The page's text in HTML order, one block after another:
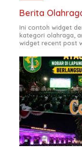
Berita
Ini contoh widget
kategori olahraga,
widget recent post